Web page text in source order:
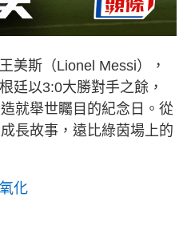
美斯（Lionel Messi），
廷以3:0大勝對手之餘，
就舉世矚目的紀念日。從
長故事，遠比綠茵場上的
化